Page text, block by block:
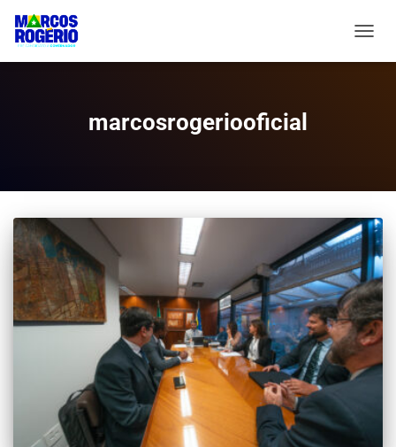
marcosrogeriooficial